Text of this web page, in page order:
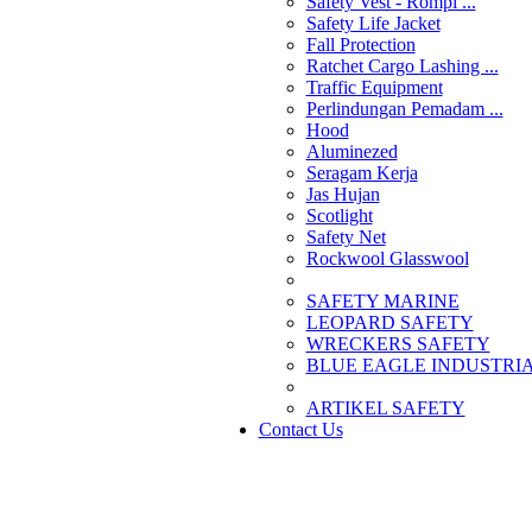
Safety Life Jacket
Fall Protection
Ratchet Cargo Lashing ...
Traffic Equipment
Perlindungan Pemadam ...
Hood
Aluminezed
Seragam Kerja
Jas Hujan
Scotlight
Safety Net
Rockwool Glasswool
SAFETY MARINE
LEOPARD SAFETY
WRECKERS SAFETY
BLUE EAGLE
­ARTIKEL SAFETY
Contact Us